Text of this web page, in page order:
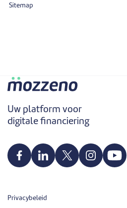
Sitemap
Uw platform voor
digitale financiering
Privacybeleid